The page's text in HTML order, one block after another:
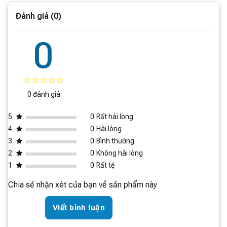
Khi phát hiện góc, FlexiArm sẽ tự động mở rộng, tăng
cường lực hút và chổi quét để làm sạch sâu hơn. Khăn
các cạnh tường, đảm bảo không bỏ sót bất kỳ bụi bẩn
Đánh giá (0)
0
0 đánh giá
5 0 Rất hài lòng
4
0 Hài lòng
3
0 Bình thường
2
0 Không hài lòng
1
0 Rất tệ
Chia sẻ nhận xét của bạn về sản phẩm này
Viết bình luận